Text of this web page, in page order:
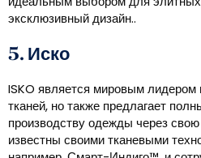
эксклюзивный дизайн..
5. Иско
ISKO является мировым лидером
тканей, но также предлагает
производству одежды через
известны своими тканевыми